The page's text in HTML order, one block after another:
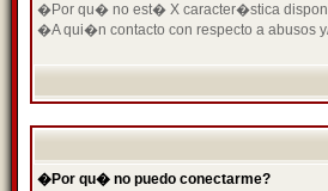
�Por qu� no est� X caracter�stica
�A qui�n contacto con respecto a abusos
�Por qu� no puedo conectarme?